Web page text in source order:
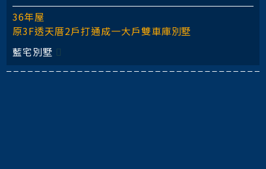
36年屋
原3F透天厝2戶打通成一大戶雙車庫別墅
藍宅別墅